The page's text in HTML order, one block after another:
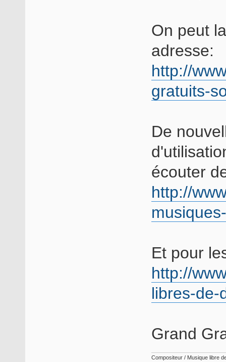
On peut
adresse:
http://
gratuits-
De
écouter
http://
Et pour
http://
libres-de-
Grand
Compositeur / Musique libre